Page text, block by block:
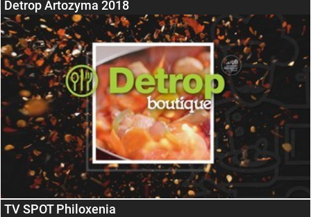
Detrop Artozyma 2018
TV SPOT Philoxenia